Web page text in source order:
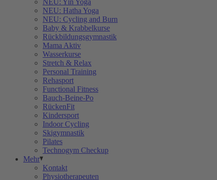
NEU: Yin Yoga
NEU: Hatha Yoga
NEU: Cycling and Burn
Baby & Krabbelkurse
Rückbildungsgymnastik
Mama Aktiv
Wasserkurse
Stretch & Relax
Personal Training
Rehasport
Functional Fitness
Bauch-Beine-Po
RückenFit
Kindersport
Indoor Cycling
Skigymnastik
Pilates
Technogym Checkup
Mehr
Kontakt
Physiotherapeuten